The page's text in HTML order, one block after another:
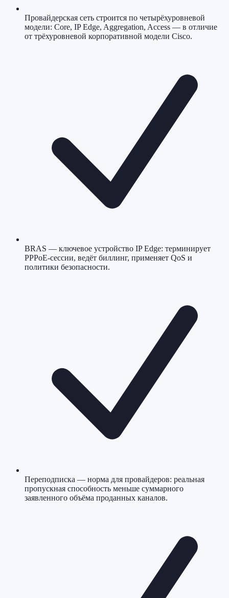
Провайдерская сеть строится по четырёхуровневой
модели: Core, IP Edge, Aggregation, Access — в отличие
от трёхуровневой корпоративной модели Cisco.
BRAS — ключевое устройство IP Edge: терминирует
PPPoE-сессии, ведёт биллинг, применяет QoS и
политики безопасности.
Переподписка — норма для провайдеров: реальная
пропускная способность меньше суммарного
заявленного объёма проданных каналов.